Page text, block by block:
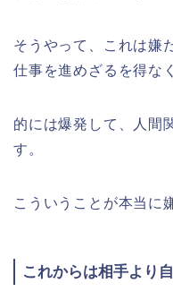
そうやって、これは嫌
仕事を進めざるを得な
的には爆発して、人間
す。
こういうことが本当に
これからは相手より